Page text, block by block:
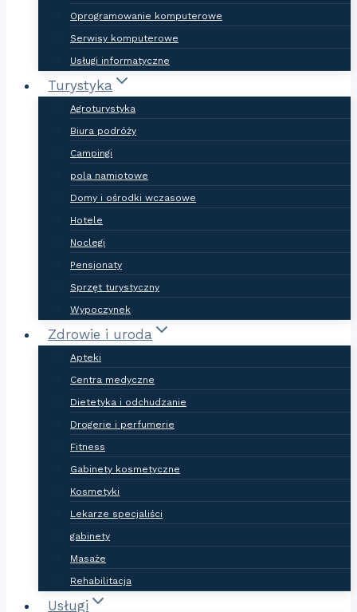
Oprogramowanie komputerowe
Serwisy komputerowe
Usługi informatyczne
Turystyka
Agroturystyka
Biura podróży
Campingi
pola namiotowe
Domy i ośrodki wczasowe
Hotele
Noclegi
Pensjonaty
Sprzęt turystyczny
Wypoczynek
Zdrowie i uroda
Apteki
Centra medyczne
Dietetyka i odchudzanie
Drogerie i perfumerie
Fitness
Gabinety kosmetyczne
Kosmetyki
Lekarze specjaliści
gabinety
Masaże
Rehabilitacja
Usługi